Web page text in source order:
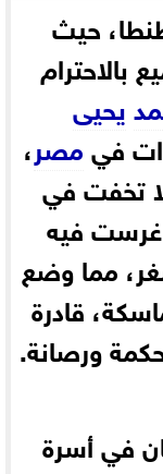
حيث
بالاحترام
يحيى
فيمصر،
تخفت في
غرست فيه
مما وضع
قادرة
ورصانة.
في أسرة